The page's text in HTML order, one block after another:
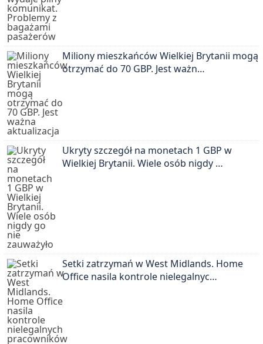
Miliony mieszkańców Wielkiej Brytanii mogą
otrzymać do 70 GBP. Jest ważn…
Ukryty szczegół na monetach 1 GBP w
Wielkiej Brytanii. Wiele osób nigdy …
Setki zatrzymań w West Midlands. Home
Office nasila kontrole nielegalnyc…